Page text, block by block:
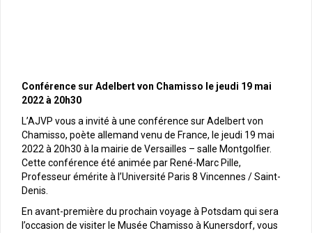
Conférence sur Adelbert von Chamisso le jeudi 19 mai
2022 à 20h30
L’AJVP vous a invité à une conférence sur Adelbert von
Chamisso, poète allemand venu de France, le jeudi 19 mai
2022 à 20h30 à la mairie de Versailles – salle Montgolfier.
Cette conférence été animée par René-Marc Pille,
Professeur émérite à l’Université Paris 8 Vincennes / Saint-
Denis.
En avant-première du prochain voyage à Potsdam qui sera
l’occasion de visiter le Musée Chamisso à Kunersdorf, vous